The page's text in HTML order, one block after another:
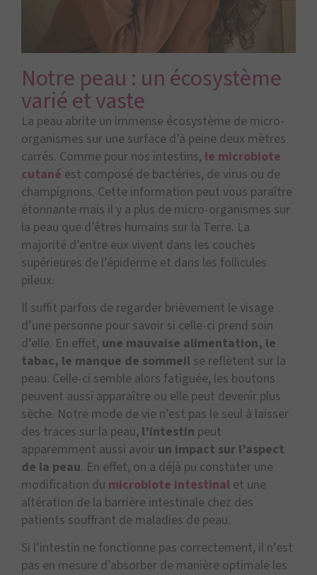
Notre peau : un écosystème
varié et vaste
La peau abrite un immense écosystème de micro-
organismes sur une surface d’à peine deux mètres
carrés. Comme pour nos intestins, le microbiote
cutané est composé de bactéries, de virus ou de
champignons. Cette information peut vous paraître
étonnante mais il y a plus de micro-organismes sur
la peau que d’êtres humains sur la Terre. La
majorité d’entre eux vivent dans les couches
supérieures de l’épiderme et dans les follicules
pileux.
Il suffit parfois de regarder brièvement le visage
d’une personne pour savoir si celle-ci prend soin
d’elle. En effet, une mauvaise alimentation, le
tabac, le manque de sommeil se reflètent sur la
peau. Celle-ci semble alors fatiguée, les boutons
peuvent aussi apparaître ou elle peut devenir plus
sèche. Notre mode de vie n’est pas le seul à laisser
des traces sur la peau, l’intestin peut
apparemment aussi avoir un impact sur l’aspect
de la peau. En effet, on a déjà pu constater une
modification du microbiote intestinal et une
altération de la barrière intestinale chez des
patients souffrant de maladies de peau.
Si l’intestin ne fonctionne pas correctement, il n’est
pas en mesure d’absorber de manière optimale les